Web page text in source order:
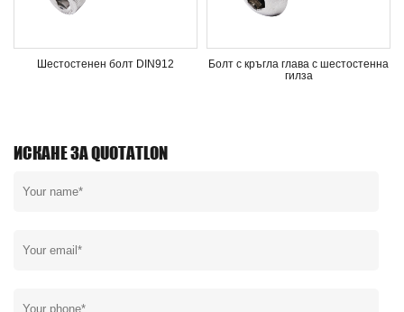
Шестостенен болт DIN912
Болт с кръгла глава с шестостенна
гилза
ИСКАНЕ ЗА QUOTATLON